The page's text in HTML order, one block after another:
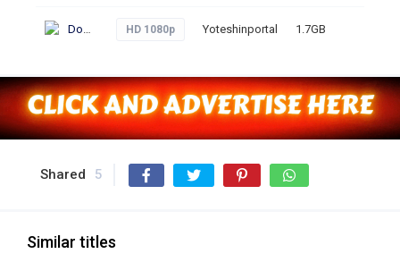
Download HD 1080p Yoteshinportal 1.7GB
Shared 5
Similar titles